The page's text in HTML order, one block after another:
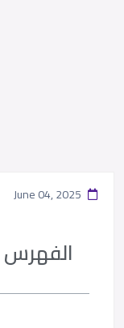
الفهرس